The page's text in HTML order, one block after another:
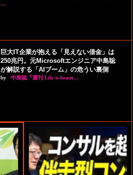
…
巨大IT企業が抱える「見えない借金」は
250兆円。元Microsoftエンジニア中島聡
が解説する「AIブーム」の危うい裏側
by 中島聡『週刊 Life is beaut…